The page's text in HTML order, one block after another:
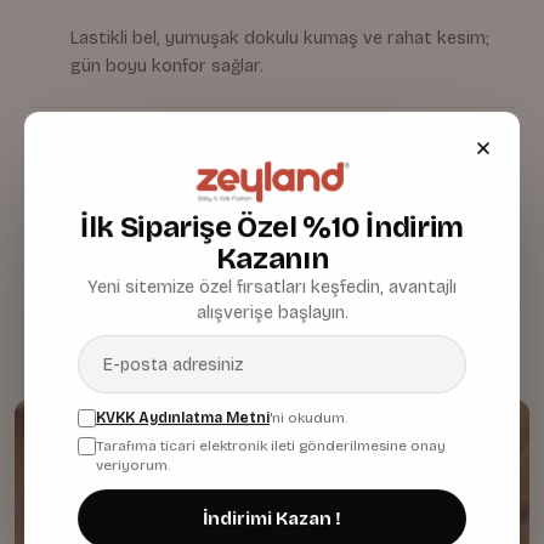
Lastikli bel, yumuşak dokulu kumaş ve rahat kesim;
gün boyu konfor sağlar.
Bakım & Temizlik
İlk Siparişe Özel %10 İndirim
Kazanın
Yeni sitemize özel fırsatları keşfedin, avantajlı
alışverişe başlayın.
KVKK Aydınlatma Metni'ni okudum.
Tarafıma ticari elektronik ileti gönderilmesine onay
veriyorum.
İndirimi Kazan !